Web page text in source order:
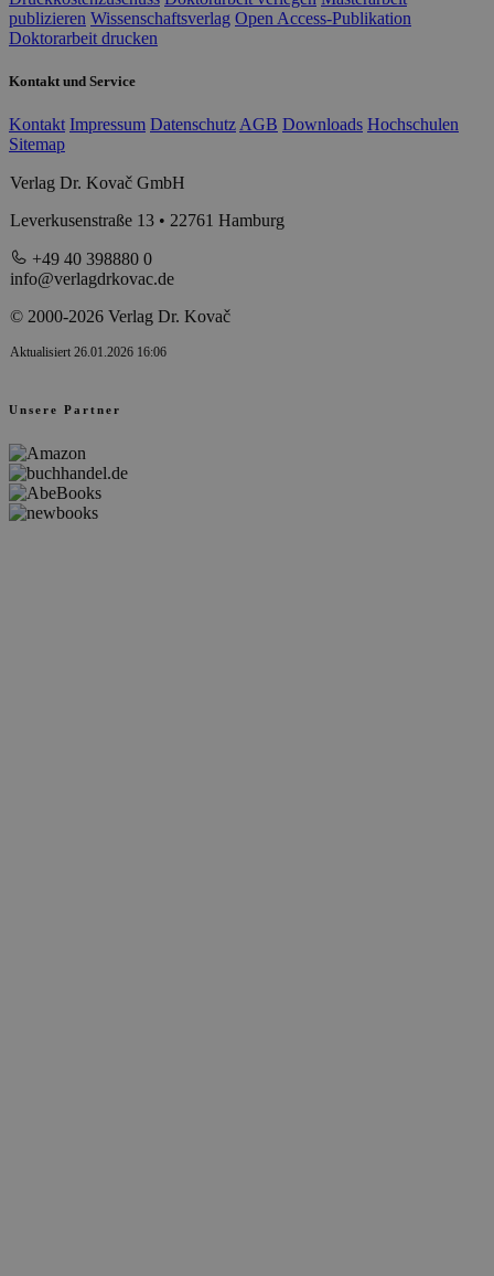
publizieren Wissenschaftsverlag Open Access-Publikation
Doktorarbeit drucken
Kontakt und Service
Kontakt Impressum Datenschutz AGB Downloads Hochschulen
Sitemap
Verlag Dr. Kovač GmbH
Leverkusenstraße 13 • 22761 Hamburg
+49 40 398880 0
info@verlagdrkovac.de
© 2000-2026 Verlag Dr. Kovač
Aktualisiert 26.01.2026 16:06
Unsere Partner